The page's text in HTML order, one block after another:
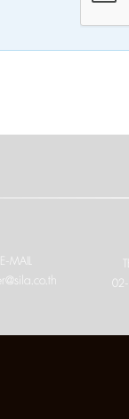
E-MAIL